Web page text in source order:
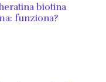
biotina
funziona?